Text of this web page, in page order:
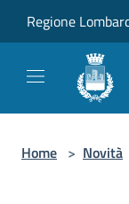
Regione
Home > Novità